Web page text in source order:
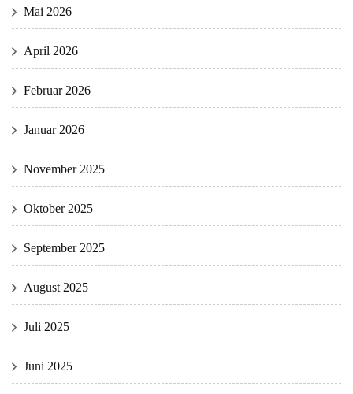
Mai 2026
April 2026
Februar 2026
Januar 2026
November 2025
Oktober 2025
September 2025
August 2025
Juli 2025
Juni 2025